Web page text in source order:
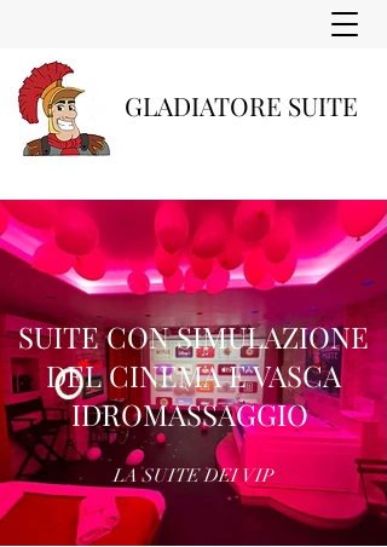
GLADIATORE SUITE
SUITE CON SIMULAZIONE
DEL CINEMA E VASCA
IDROMASSAGGIO
LA SUITE DEI VIP